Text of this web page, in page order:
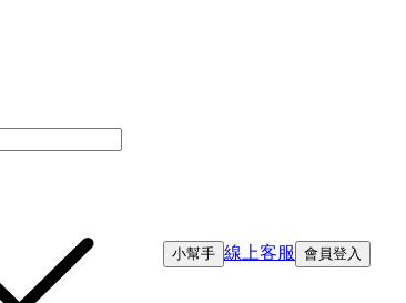
小幫手 線上客服 會員登入